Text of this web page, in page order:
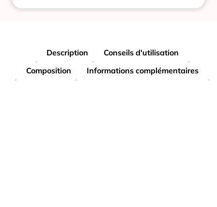
Description
Conseils d'utilisation
Composition
Informations complémentaires